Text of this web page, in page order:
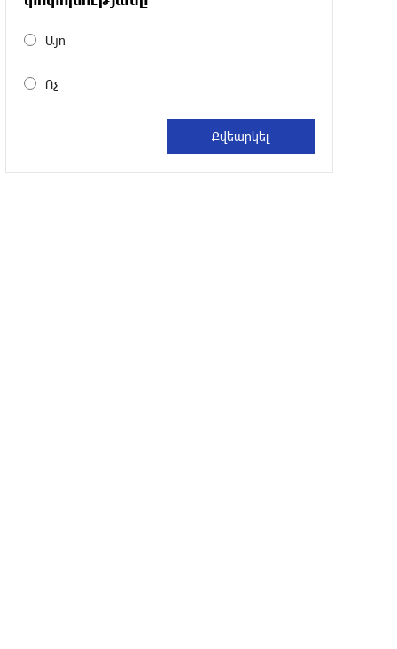
Оппозиция Грузии отказалась от
мандатов и получила обратный
эффект: Нарек Карапетян
Այո
Ոչ